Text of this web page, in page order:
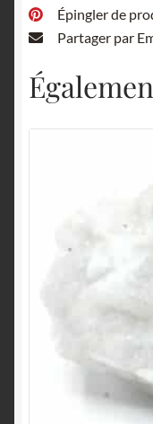
Épingler de
Partager par